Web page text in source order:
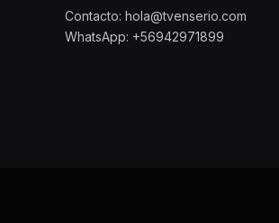
Contacto: hola@tvenserio.com
WhatsApp: +56942971899